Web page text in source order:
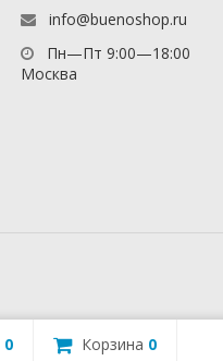
info@buenoshop.ru
Пн—Пт 9:00—18:00
Москва
0 Корзина 0